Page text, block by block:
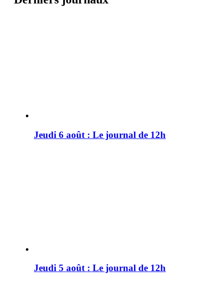
Jeudi 6 août : Le journal de 12h
Jeudi 5 août : Le journal de 12h